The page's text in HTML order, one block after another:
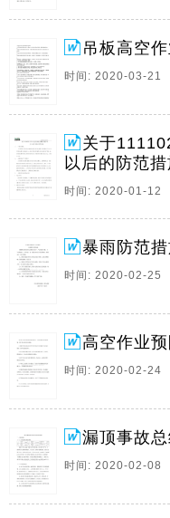
应地工程项目的风险
力，但信誉较差，与
要；有的业主利用虚
骗取保证金。因此业
险。
7、扶贫工作风险提示
记重要讲话精神，结合
问题防范措施报告如
范措施 （一）返贫风
要求，脱贫后帮扶措
效果差、失业等造成
贫。 防范措。
8、吊板高空作业安全
行国家安全法规 确保
定规格制度如下 1 吊
经过身体检查及安全
2 作业者在作业前及午
雕版上打闹 开玩笑或
前 须统一着装 将安全
工作 4 使用吊板前 必
吊板高空
时间: 2020-03-21
关于
以后的防范措
时间: 2020-01-12
暴雨防范
时间: 2020-02-25
高空作业
时间: 2020-02-24
漏顶事故
时间: 2020-02-08